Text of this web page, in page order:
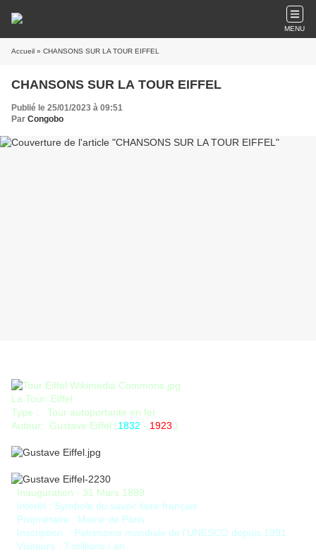
MENU
Accueil » CHANSONS SUR LA TOUR EIFFEL
CHANSONS SUR LA TOUR EIFFEL
Publié le 25/01/2023 à 09:51
Par Congobo
La Tour: Eiffel
Type : Tour autoportante en fer
Auteur: Gustave Eiffel (1832 - 1923 )
Inauguration - 31 Mars 1889
Intérêt : Symbole du savoir faire français
Propriétaire : Mairie de Paris
Inscription Patrimoine mondiale de l'UNESCO depuis 1991
Visiteurs : 7 millions / an